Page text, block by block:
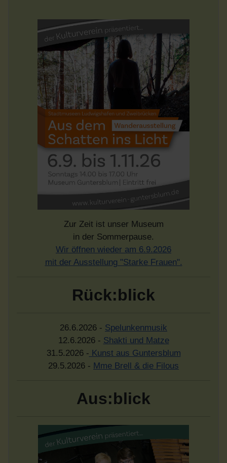
Zur Zeit ist unser Museum
in der Sommerpause.
Wir öffnen wieder am 6.9.2026
mit der Ausstellung "Starke Frauen".
Rück:blick
26.6.2026 - Spelunkenmusik
12.6.2026 - Shakti und Matze
31.5.2026 - Kunst aus Guntersblum
29.5.2026 - Mme Brell & die Filous
Aus:blick